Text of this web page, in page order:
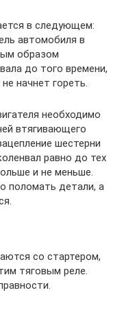
в следующем:
автомобиля в
образом
до того времени,
начнет гореть.
необходимо
втягивающего
шестерни
равно до тех
и не меньше.
поломать детали, а
со стартером,
тяговым реле.